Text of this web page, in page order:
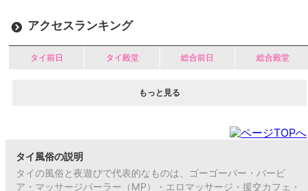
アクセスランキング
タイ前日 タイ殿堂 総合前日 総合殿堂
もっと見る
タイ風俗の説明
タイの風俗と夜遊びで代表的なものは、ゴーゴーバー・バービ
ア・マッサージパーラー（MP）・エロマッサージ・援交カフェ・